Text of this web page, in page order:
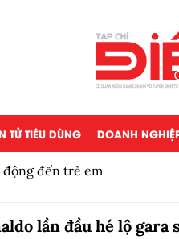
TỬ TIÊU DÙNG DOANH
đến trẻ em
lần đầu hé lộ gara